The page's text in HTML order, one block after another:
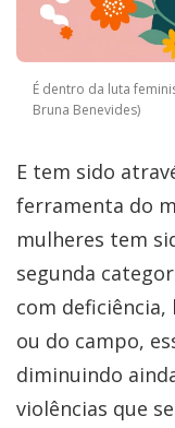
É dentro da luta
Bruna Benevides)
E tem sido
ferramenta do
mulheres tem
segunda
com
ou do campo,
diminuindo
violências que